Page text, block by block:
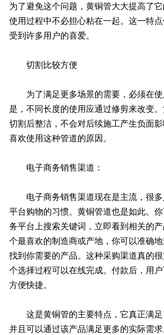
为了避免这个问题，黄铜管大大提高了
使用过程中不必担心粘在一起。这一特
受到许多用户的喜爱。
切割比较方便
为了满足更多场景的需要，必须在使
是，不同长度的使用应通过修剪来改变
切割后整洁，不会对后续施工产生负面
喜欢使用这种管道的原因。
电子商务销售渠道：
电子商务销售渠道现在是主流，很多
平台购物的习惯。黄铜管道也是如此。
务平台上搜索关键词，立即看到相关的
个最喜欢的制造商或产地，你可以准确
找到你需要的产品。这种采购渠道真的
个选择过程可以在线完成。付款后，用
方便快捷。
这是黄铜管的主要特点，它真正满足
并且可以通过该产品满足更多的实际需